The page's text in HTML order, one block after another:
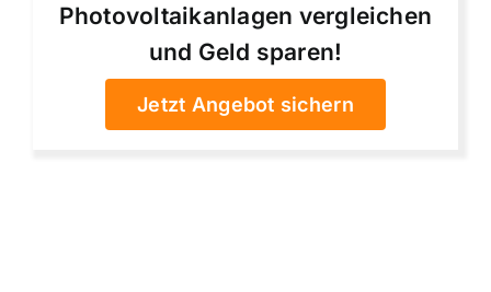
Photovoltaikanlagen vergleichen
und Geld sparen!
Jetzt Angebot sichern